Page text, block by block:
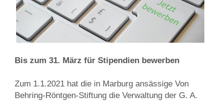
Bis zum 31. März für Stipendien bewerben
Zum 1.1.2021 hat die in Marburg ansässige Von
Behring-Röntgen-Stiftung die Verwaltung der G. A.